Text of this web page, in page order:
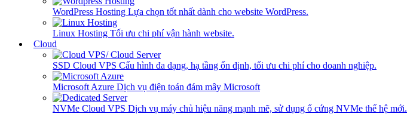
WordPress Hosting Lựa chọn tốt nhất dành cho website WordPress.
Linux Hosting Tối ưu chi phí vận hành website.
Cloud
SSD Cloud VPS Cấu hình đa dạng, hạ tầng ổn định, tối ưu chi phí cho doanh nghiệp.
Microsoft Azure Dịch vụ điện toán đám mây Microsoft
NVMe Cloud VPS Dịch vụ máy chủ hiệu năng mạnh mẽ, sử dụng ổ cứng NVMe thế hệ mới.